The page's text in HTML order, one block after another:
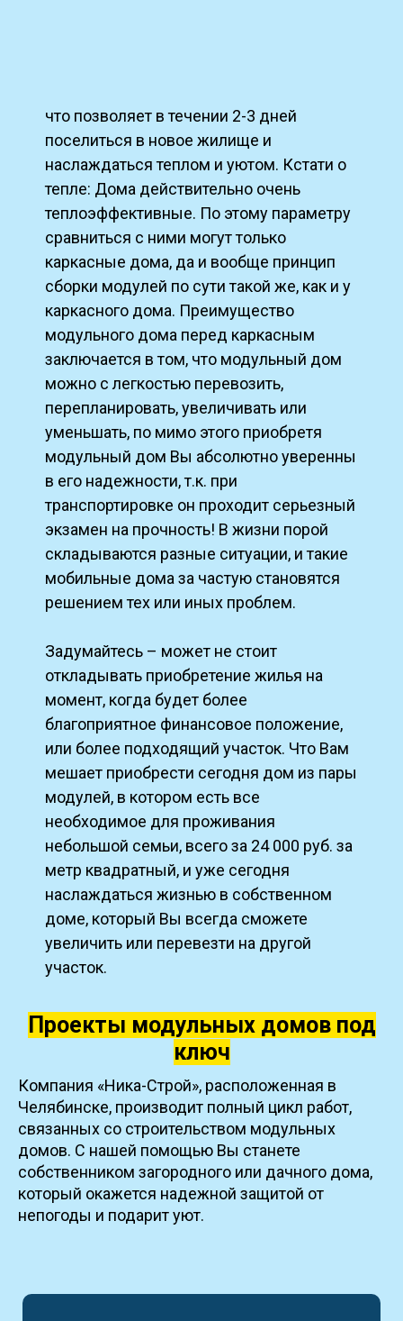
что позволяет в течении 2-3 дней
поселиться в новое жилище и
наслаждаться теплом и уютом. Кстати о
тепле: Дома действительно очень
теплоэффективные. По этому параметру
сравниться с ними могут только
каркасные дома, да и вообще принцип
сборки модулей по сути такой же, как и у
каркасного дома. Преимущество
модульного дома перед каркасным
заключается в том, что модульный дом
можно с легкостью перевозить,
перепланировать, увеличивать или
уменьшать, по мимо этого приобретя
модульный дом Вы абсолютно уверенны
в его надежности, т.к. при
транспортировке он проходит серьезный
экзамен на прочность! В жизни порой
складываются разные ситуации, и такие
мобильные дома за частую становятся
решением тех или иных проблем.
Задумайтесь – может не стоит
откладывать приобретение жилья на
момент, когда будет более
благоприятное финансовое положение,
или более подходящий участок. Что Вам
мешает приобрести сегодня дом из пары
модулей, в котором есть все
необходимое для проживания
небольшой семьи, всего за 24 000 руб. за
метр квадратный, и уже сегодня
наслаждаться жизнью в собственном
доме, который Вы всегда сможете
увеличить или перевезти на другой
участок.
Проекты модульных домов под
ключ
Компания «Ника-Строй», расположенная в
Челябинске, производит полный цикл работ,
связанных со строительством модульных
домов. С нашей помощью Вы станете
собственником загородного или дачного дома,
который окажется надежной защитой от
непогоды и подарит уют.